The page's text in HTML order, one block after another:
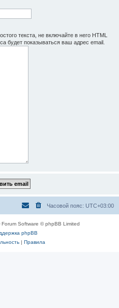
текста, не включайте в него HTML
будет показываться ваш адрес email.
Часовой пояс: UTC+03:00
Forum Software © phpBB Limited
phpBB
| Правила